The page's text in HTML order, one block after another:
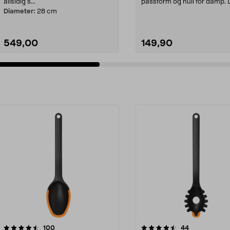
allsidig s...
Diameter: 28 cm
549,00
passform og hull for damp.
149,90
100anmeldelser
4.5av 5 stjerner 44anmeldelser
4.5av 5 stjerner